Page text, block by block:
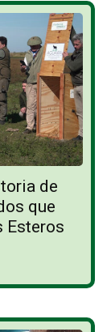
de
que
Esteros